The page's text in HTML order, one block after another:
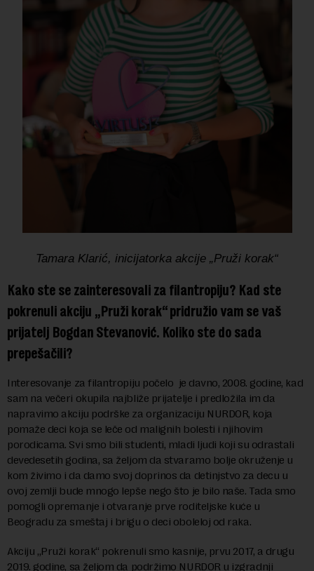
Tamara Klarić, inicijatorka akcije „Pruži korak“
Kako ste se zainteresovali za filantropiju? Kad ste
pokrenuli akciju „Pruži korak“ pridružio vam se vaš
prijatelj Bogdan Stevanović. Koliko ste do sada
prepešačili?
Interesovanje za filantropiju počelo je davno, 2008. godine, kad
sam na večeri okupila najbliže prijatelje i predložila im da
napravimo akciju podrške za organizaciju NURDOR, koja
pomaže deci koja se leče od malignih bolesti i njihovim
porodicama. Svi smo bili studenti, mladi ljudi koji su odrastali
devedesetih godina, sa željom da stvaramo bolje okruženje u
kom živimo i da damo svoj doprinos da detinjstvo za decu u
ovoj zemlji bude mnogo lepše nego što je bilo naše. Tada smo
pomogli opremanje i otvaranje prve roditeljske kuće u
Beogradu za smeštaj i brigu o deci oboleloj od raka.
Akciju „Pruži korak“ pokrenuli smo kasnije, prvu 2017, a drugu
2019. godine, sa željom da podržimo NURDOR u izgradnji